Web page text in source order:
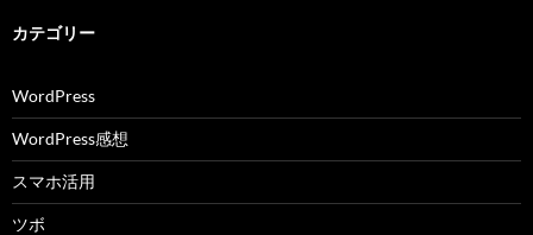
カテゴリー
WordPress
WordPress感想
スマホ活用
ツボ